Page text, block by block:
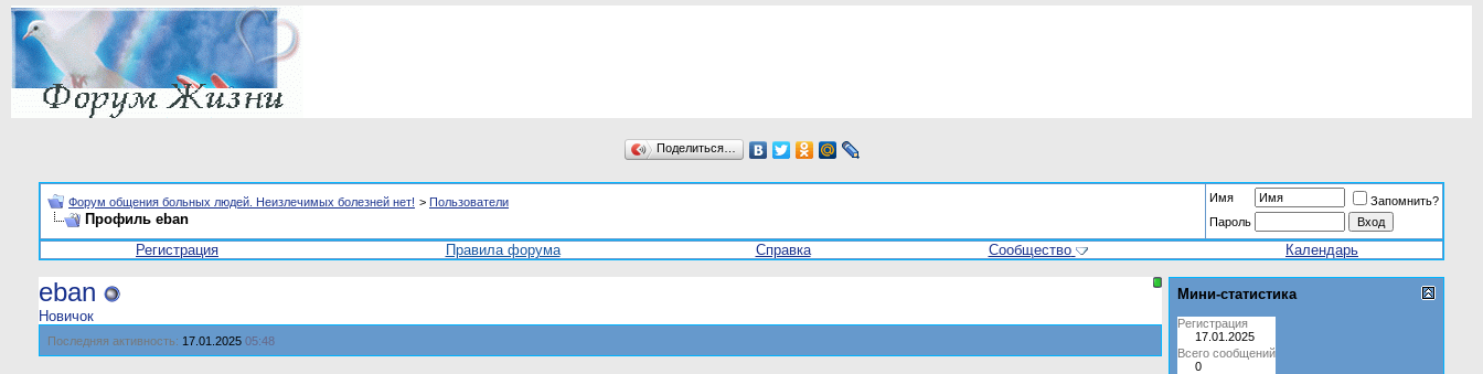
Поделиться…
Форум общения больных людей. Неизлечимых болезней нет! > Пользователи
Профиль eban
Имя
Запомнить?
Пароль
Регистрация Правила форума Справка Сообщество Календарь
eban
Новичок
Последняя активность: 17.01.2025 05:48
Мини-статистика
Регистрация
17.01.2025
Всего сообщений
0